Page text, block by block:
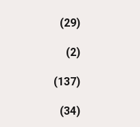
(29)
(2)
(137)
(34)